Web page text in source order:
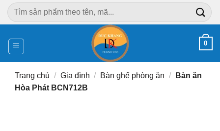
Chuyển
đến
dung
Tìm
kiếm:
0
Trang chủ / Gia đình / Bàn ghế phòng ăn /
Bàn ăn
Hòa Phát BCN712B